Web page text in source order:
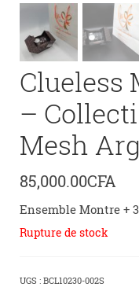
Clueless
–
Mesh
85,000.00CFA
Ensemble Montre +
Rupture de stock
UGS : BCL10230-002S